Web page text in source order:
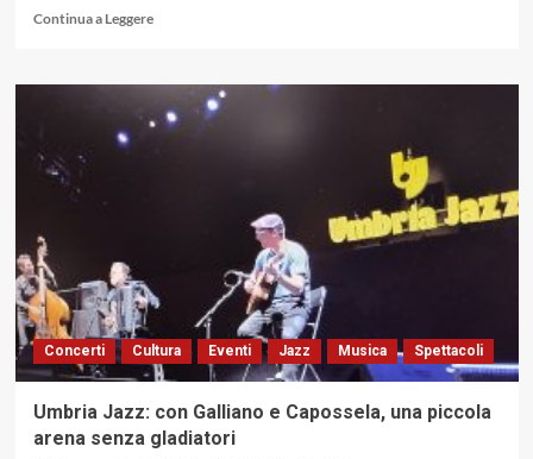
Continua a LeggereLeggi
su
Chi
è
Umbria
Jazz?
Concerti Cultura Eventi Jazz Musica Spettacoli
Umbria Jazz: con Galliano e Capossela, una piccola
arena senza gladiatori